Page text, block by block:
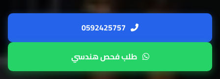
0592425757
طلب فحص هندسي